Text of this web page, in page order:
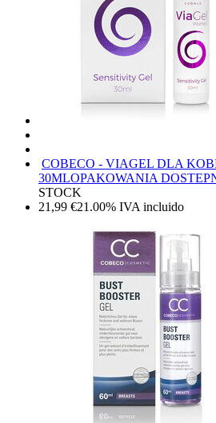
COBECO - VIAGEL DLA
30MLOPAKOWANIA
STOCK
21,99 €21.00% IVA incluido